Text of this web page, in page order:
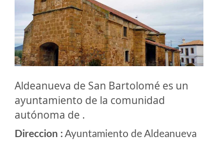
Aldeanueva de San Bartolomé es un
ayuntamiento de la comunidad
autónoma de .
Direccion :Ayuntamiento de Aldeanueva